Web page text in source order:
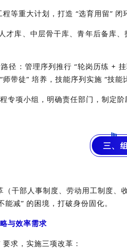
等重大计划，打造 “选育用留” 闭
才库、中层骨干库、青年后备库
径：管理序列推行 “轮岗历练 +
带徒” 培养，技能序列实施 “技
专项小组，明确责任部门，制定
三、
（干部人事制度、劳动用工制度
减” 的困境，打破身份固化。
与效率需求
求，实施三项改革：